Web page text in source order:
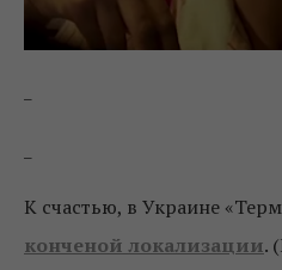
К счастью, в Украине
конченой локализации.